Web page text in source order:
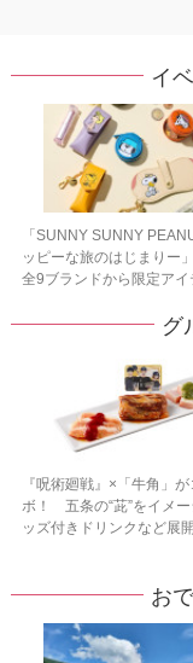
イ
「SUNNY SUNNY
ッピーな旅のはじまりー
全9ブランドから限定アイ
グ
『呪術廻戦』×「牛角」が
ボ！ 五条の“茈”をイメ
ッズ付きドリンクなど展開
お